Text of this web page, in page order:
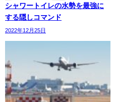
シャワートイレの水勢を最強に
する隠しコマンド
2022年12月25日